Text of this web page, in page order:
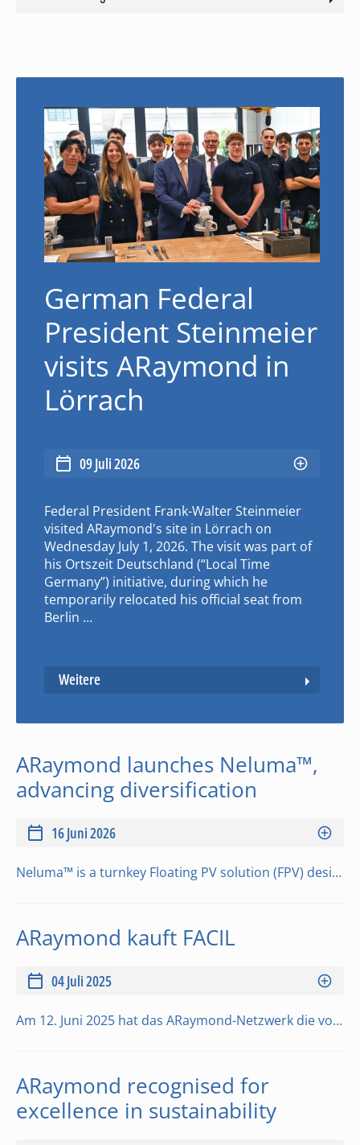
German Federal
President Steinmeier
visits ARaymond in
Lörrach
09 Juli 2026
Federal President Frank-Walter Steinmeier
visited ARaymond's site in Lörrach on
Wednesday July 1, 2026. The visit was part of
his Ortszeit Deutschland (“Local Time
Germany”) initiative, during which he
temporarily relocated his official seat from
Berlin …
Weitere
ARaymond launches Neluma™,
advancing diversification
16 Juni 2026
Neluma™ is a turnkey Floating PV solution (FPV) designed to address the limits of existing floating solar systems. The highly modular design adapts to a wide range of lake configurations, while a mobile micro factory concept supports an installation proc…
ARaymond kauft FACIL
04 Juli 2025
Am 12. Juni 2025 hat das ARaymond-Netzwerk die vollständige Übernahme von FACIL abgeschlossen, einem Unternehmen, an dem es seit 1999 gemeinsam mit dem deutschen Unternehmen KAMAX beteiligt war.Mit Hauptsitz in Genk, Belgien, beschäftigt FACIL 650 Mitarb…
ARaymond recognised for
excellence in sustainability